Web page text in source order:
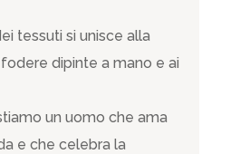
tessuti si unisce alla
dipinte a mano e ai
un uomo che ama
e che celebra la